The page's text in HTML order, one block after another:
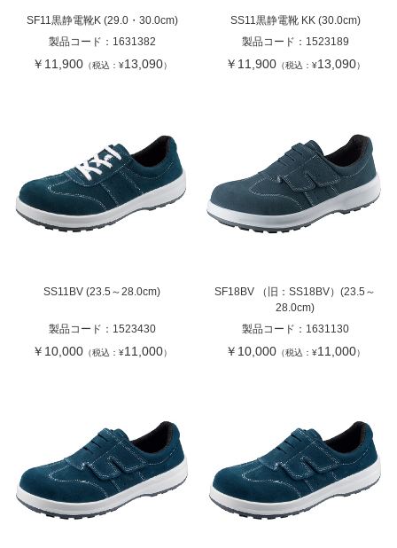
SF11黒静電靴K (29.0・30.0cm)
製品コード： 1631382
￥11,900 （税込：¥13,090）
SS11黒静電靴 KK (30.0cm)
製品コード： 1523189
￥11,900 （税込：¥13,090）
SS11BV (23.5～28.0cm)
製品コード： 1523430
￥10,000 （税込：¥11,000）
SF18BV （旧：SS18BV）(23.5～
28.0cm)
製品コード： 1631130
￥10,000 （税込：¥11,000）